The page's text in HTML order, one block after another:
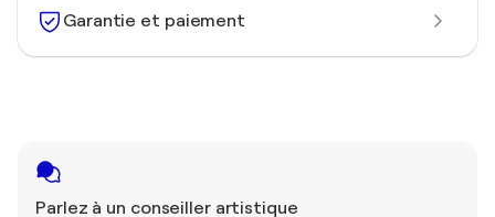
Garantie et paiement
Parlez à un conseiller artistique